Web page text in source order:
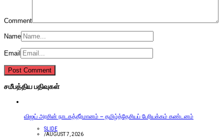
Comment
Name
Email
சமீபத்திய பதிவுகள்
விஜய் அரசின் நாடகத்தீர்மானம் – தமிழ்த்தேசியப் பேரியக்கம் கண்டனம்
SLIDE
/AUGUST 7, 2026